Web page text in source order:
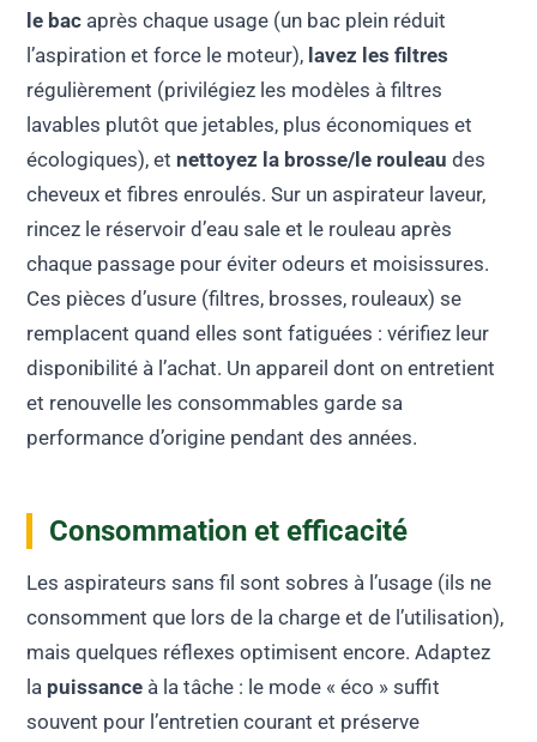
le bac après chaque usage (un bac plein réduit
l’aspiration et force le moteur), lavez les filtres
régulièrement (privilégiez les modèles à filtres
lavables plutôt que jetables, plus économiques et
écologiques), etnettoyez la brosse/le rouleau des
cheveux et fibres enroulés. Sur un aspirateur laveur,
rincez le réservoir d’eau sale et le rouleau après
chaque passage pour éviter odeurs et moisissures.
Ces pièces d’usure (filtres, brosses, rouleaux) se
remplacent quand elles sont fatiguées : vérifiez leur
disponibilité à l’achat. Un appareil dont on entretient
et renouvelle les consommables garde sa
performance d’origine pendant des années.
Consommation et efficacité
Les aspirateurs sans fil sont sobres à l’usage (ils ne
consomment que lors de la charge et de l’utilisation),
mais quelques réflexes optimisent encore. Adaptez
la puissance à la tâche : le mode « éco » suffit
souvent pour l’entretien courant et préserve